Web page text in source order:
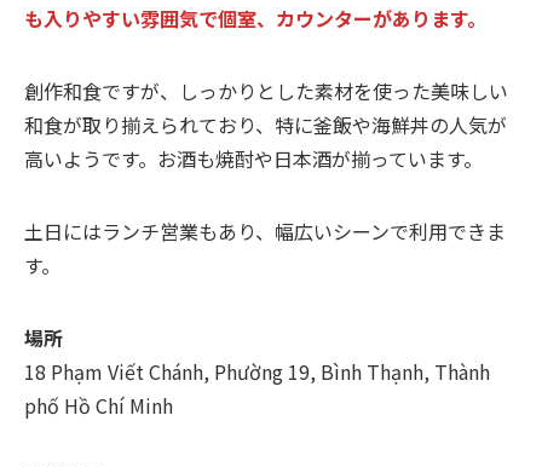
も入りやすい雰囲気で個室、カウンターがあります。
創作和食ですが、しっかりとした素材を使った美味しい
和食が取り揃えられており、特に釜飯や海鮮丼の人気が
高いようです。お酒も焼酎や日本酒が揃っています。
土日にはランチ営業もあり、幅広いシーンで利用できま
す。
場所
18 Phạm Viết Chánh, Phường 19, Bình Thạnh, Thành
phố Hồ Chí Minh